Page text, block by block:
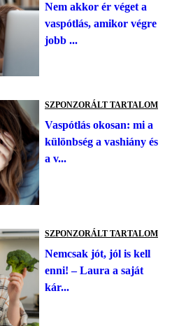
Nem akkor ér véget a
vaspótlás, amikor végre
jobb ...
SZPONZORÁLT TARTALOM
Vaspótlás okosan: mi a
különbség a vashiány és
a v...
SZPONZORÁLT TARTALOM
Nemcsak jót, jól is kell
enni! – Laura a saját
kár...